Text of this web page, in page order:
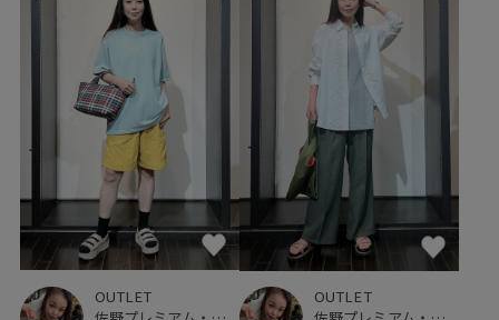
OUTLET
OUTLET